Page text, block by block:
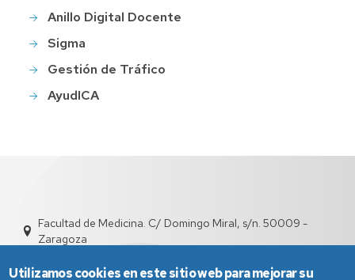
Anillo Digital Docente
Sigma
Gestión de Tráfico
AyudICA
Facultad de Medicina. C/ Domingo Miral, s/n. 50009 -
Zaragoza
Utilizamos cookies en este sitio web para mejorar su